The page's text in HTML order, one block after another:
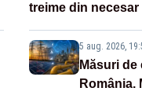
treime din necesar
5 aug. 2026,
Măsuri de
România.